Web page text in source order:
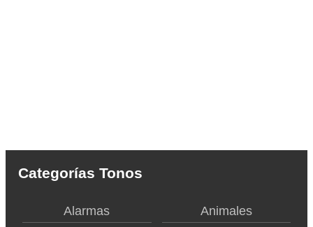
Categorías Tonos
Alarmas Animales